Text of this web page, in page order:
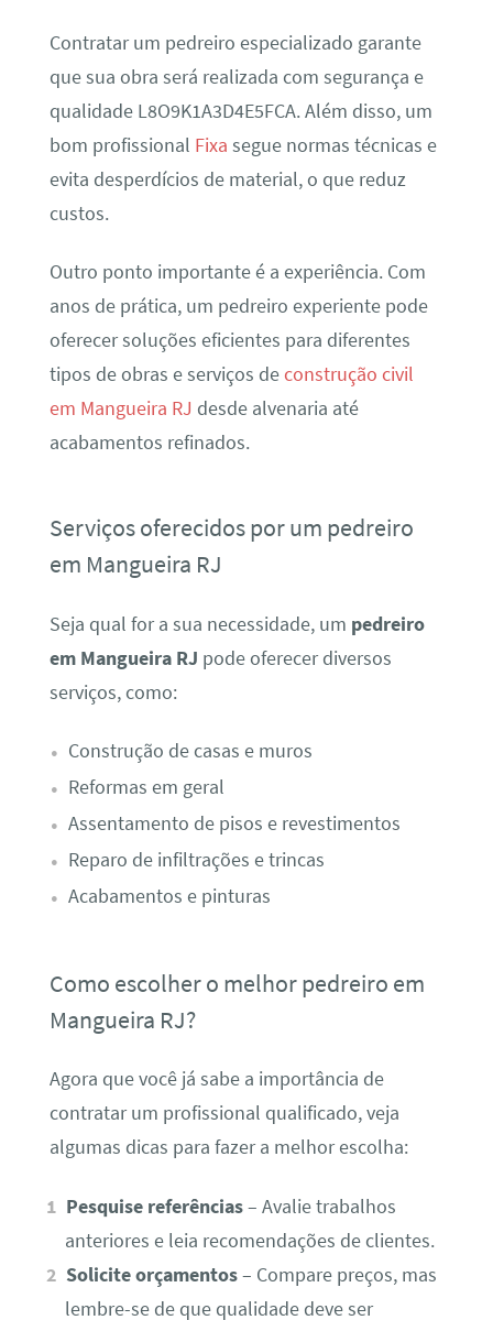
Contratar um pedreiro especializado garante
que sua obra será realizada com segurança e
qualidade L8O9K1A3D4E5FCA. Além disso, um
bom profissional Fixa segue normas técnicas e
evita desperdícios de material, o que reduz
custos.
Outro ponto importante é a experiência. Com
anos de prática, um pedreiro experiente pode
oferecer soluções eficientes para diferentes
tipos de obras e serviços deconstrução civil
em Mangueira RJ desde alvenaria até
acabamentos refinados.
Serviços oferecidos por um pedreiro
em Mangueira RJ
Seja qual for a sua necessidade, um pedreiro
em Mangueira RJ pode oferecer diversos
serviços, como:
Construção de casas e muros
Reformas em geral
Assentamento de pisos e revestimentos
Reparo de infiltrações e trincas
Acabamentos e pinturas
Como escolher o melhor pedreiro em
Mangueira RJ?
Agora que você já sabe a importância de
contratar um profissional qualificado, veja
algumas dicas para fazer a melhor escolha:
Pesquise referências– Avalie trabalhos
anteriores e leia recomendações de clientes.
Solicite orçamentos– Compare preços, mas
lembre-se de que qualidade deve ser